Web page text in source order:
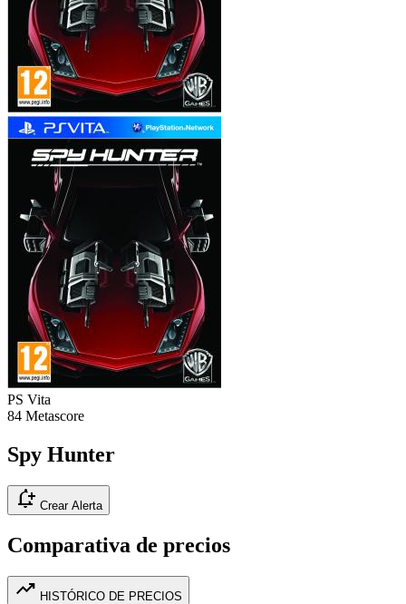
PS Vita
84 Metascore
Spy Hunter
notification_add Crear Alerta
Comparativa de precios
trending_up HISTÓRICO DE PRECIOS